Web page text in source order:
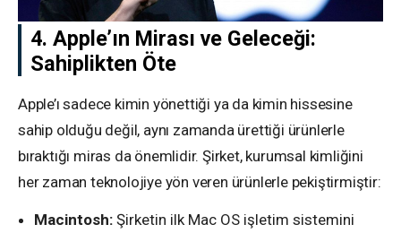
4. Apple’ın Mirası ve Geleceği:
Sahiplikten Öte
Apple’ı sadece kimin yönettiği ya da kimin hissesine
sahip olduğu değil, aynı zamanda ürettiği ürünlerle
bıraktığı miras da önemlidir. Şirket, kurumsal kimliğini
her zaman teknolojiye yön veren ürünlerle pekiştirmiştir:
Macintosh: Şirketin ilk Mac OS işletim sistemini